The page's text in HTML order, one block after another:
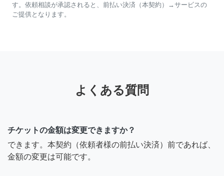
す。依頼相談が承認されると、前払い決済（本契約）→サービスの
ご提供となります。
よくある質問
チケットの金額は変更できますか？
できます。本契約（依頼者様の前払い決済）前であれば、
金額の変更は可能です。